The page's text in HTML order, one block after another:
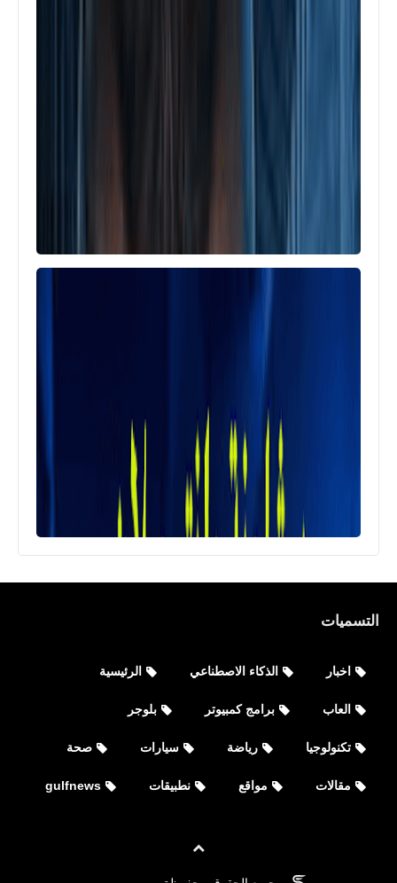
التسميات
اخبار الذكاء الاصطناعي الرئيسية
العاب برامج كمبيوتر بلوجر
تكنولوجيا رياضة سيارات صحة
مقالات مواقع نطبيقات gulfnews